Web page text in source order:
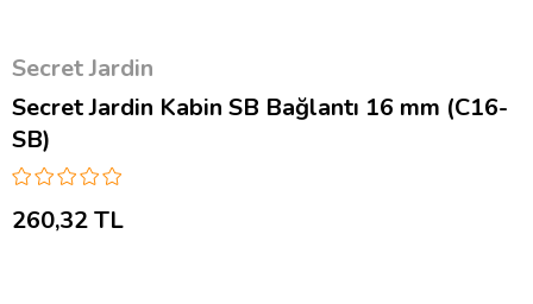
Secret Jardin
Secret Jardin Kabin SB Bağlantı 16 mm (C16-
SB)
260,32 TL